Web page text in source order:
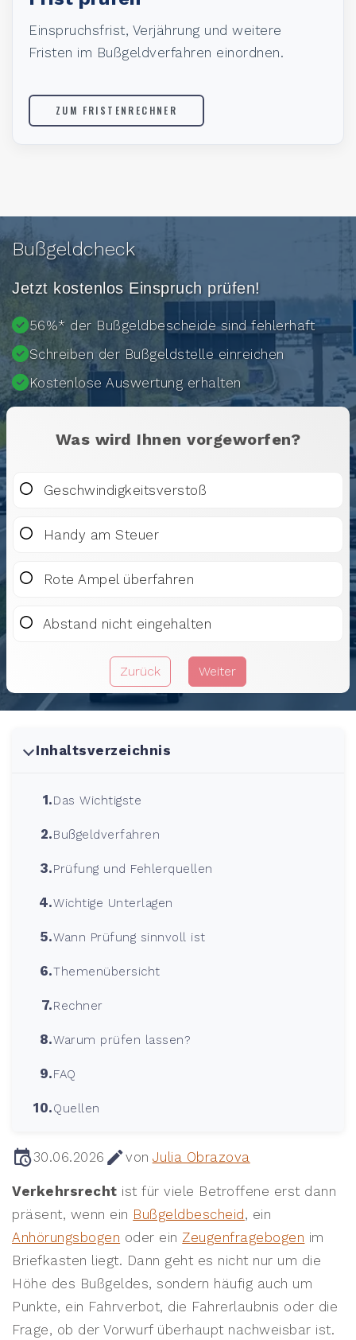
Einspruchsfrist, Verjährung und weitere
Fristen im Bußgeldverfahren einordnen.
ZUM FRISTENRECHNER
Bußgeldcheck
Jetzt kostenlos Einspruch prüfen!
56%* der Bußgeldbescheide sind fehlerhaft
Schreiben der Bußgeldstelle einreichen
Kostenlose Auswertung erhalten
30.06.2026 von Julia Obrazova
Verkehrsrecht ist für viele Betroffene erst dann
präsent, wenn ein Bußgeldbescheid, ein
Anhörungsbogen oder ein Zeugenfragebogen im
Briefkasten liegt. Dann geht es nicht nur um die
Höhe des Bußgeldes, sondern häufig auch um
Punkte, ein Fahrverbot, die Fahrerlaubnis oder die
Frage, ob der Vorwurf überhaupt nachweisbar ist.
Inhaltsverzeichnis
Das Wichtigste
Bußgeldverfahren
Prüfung und Fehlerquellen
Wichtige Unterlagen
Wann Prüfung sinnvoll ist
Themenübersicht
Rechner
Warum prüfen lassen?
FAQ
Quellen